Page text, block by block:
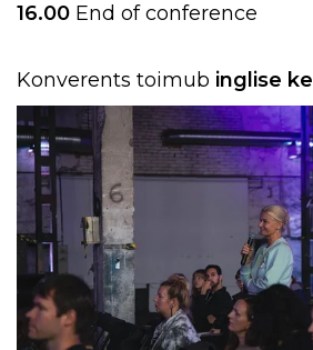
16.00 End of conference
Konverents toimub inglise